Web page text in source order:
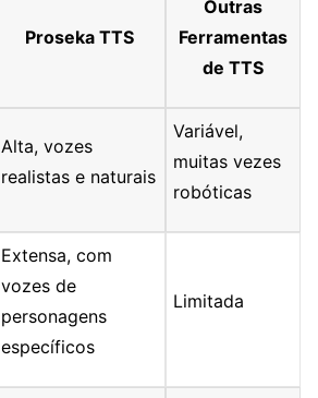
Proseka TTS
Outras
Ferramentas
de TTS
Alta, vozes
realistas e naturais
Variável,
muitas vezes
robóticas
Extensa, com
vozes de
personagens
específicos
Limitada